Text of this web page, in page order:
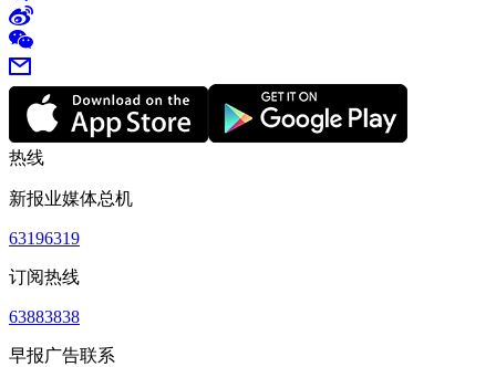
热线
新报业媒体总机
63196319
订阅热线
63883838
早报广告联系